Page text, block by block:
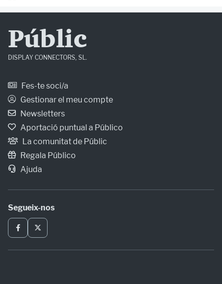
Públic
DISPLAY CONNECTORS, SL.
Fes-te soci/a
Gestionar el meu compte
Newsletters
Aportació puntual a Público
La comunitat de Públic
Regala Público
Ajuda
Segueix-nos